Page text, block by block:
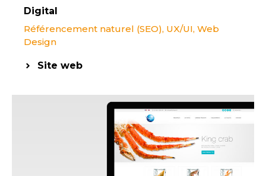
Digital
Référencement naturel (SEO), UX/UI, Web
Design
Site web